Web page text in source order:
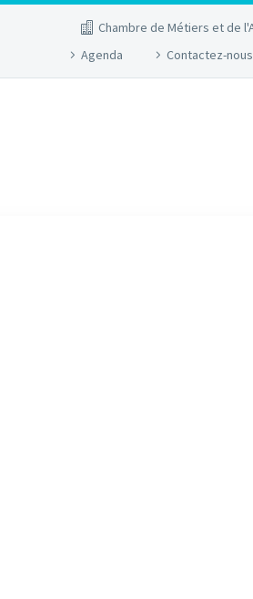
Chambre de Métiers et de
Agenda
Contactez-nous